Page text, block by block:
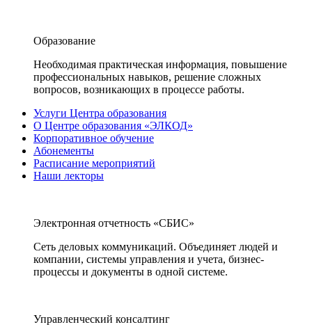
Образование
Необходимая практическая информация, повышение
профессиональных навыков, решение сложных
вопросов, возникающих в процессе работы.
Услуги Центра образования
О Центре образования «ЭЛКОД»
Корпоративное обучение
Абонементы
Расписание мероприятий
Наши лекторы
Электронная отчетность «СБИС»
Сеть деловых коммуникаций. Объединяет людей и
компании, системы управления и учета, бизнес-
процессы и документы в одной системе.
Управленческий консалтинг